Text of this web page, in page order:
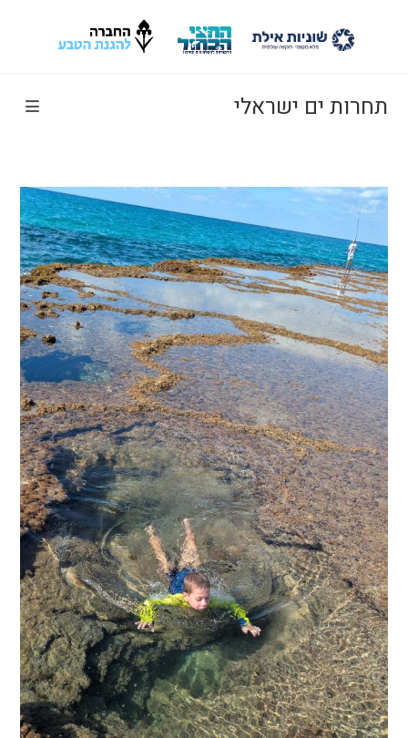
תחרות ים ישראלי